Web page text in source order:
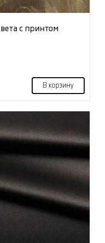
с принтом
В корзину